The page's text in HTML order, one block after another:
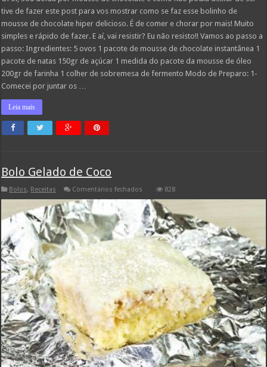
tive de fazer este post para vos mostrar como se faz esse bolinho de
mousse de chocolate hiper delicioso. É de comer e chorar por mais! Muito
simples e rápido de fazer. E aí, vai resistir? Eu não resisto!! Vamos ao passo a
passo: Ingredientes: 5 ovos 1 pacote de mousse de chocolate instantânea 1
pacote de natas 150gr de açúcar 1 medida do pacote da mousse de óleo
200gr de farinha 1 colher de sobremesa de fermento Modo de Preparo: 1-
Comecei por juntar os …
Leia mais
Bolo Gelado de Coco
Bolos, Receitas Comentários fechados
Gelado
de
Coco
828